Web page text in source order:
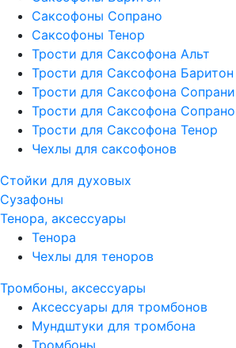
Саксофоны Сопрано
Саксофоны Тенор
Трости для Саксофона Альт
Трости для Саксофона Баритон
Трости для Саксофона
Трости для Саксофона Сопрано
Трости для Саксофона Тенор
Чехлы для саксофонов
Стойки для духовых
Сузафоны
Тенора, аксессуары
Тенора
Чехлы для теноров
Тромбоны, аксессуары
Аксессуары для тромбонов
Мундштуки для тромбона
Тромбоны